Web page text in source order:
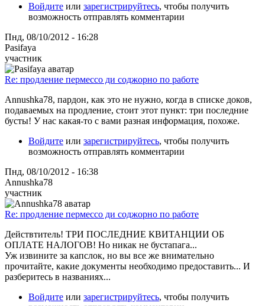
Войдите или зарегистрируйтесь, чтобы получить
возможность отправлять комментарии
Пнд, 08/10/2012 - 16:28
Pasifaya
участник
Re: продление пермессо ди соджорно по работе
Annushka78, пардон, как это не нужно, когда в списке доков,
подаваемых на продление, стоит этот пункт: три последние
бусты! У нас какая-то с вами разная информация, похоже.
Войдите или зарегистрируйтесь, чтобы получить
возможность отправлять комментарии
Пнд, 08/10/2012 - 16:38
Annushka78
участник
Re: продление пермессо ди соджорно по работе
Действтитель! ТРИ ПОСЛЕДНИЕ КВИТАНЦИИ ОБ
ОПЛАТЕ НАЛОГОВ! Но никак не бустапага...
Уж извините за капслок, но вы все же внимательно
прочитайте, какие документы необходимо предоставить... И
разберитесь в названиях...
Войдите или зарегистрируйтесь, чтобы получить